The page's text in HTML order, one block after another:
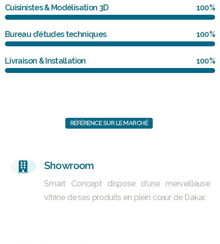
Cuisinistes & Modélisation 3D 100%
Bureau d’études techniques 100%
Livraison & Installation 100%
RÉFÉRENCE SUR LE MARCHÉ
Showroom
Smart Concept dispose d'une merveilleuse
vitrine de ses produits en plein cœur de Dakar.